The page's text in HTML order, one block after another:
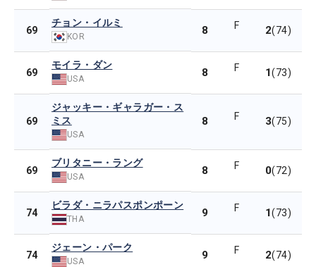
69
チョン・イルミ
KOR 8 F 2(74)
69
モイラ・ダン
USA 8 F 1(73)
69
ジャッキー・ギャラガー・ス
ミス
USA
8 F 3(75)
69
ブリタニー・ラング
USA 8 F 0(72)
74
ビラダ・ニラパスポンポーン
THA 9 F 1(73)
74
ジェーン・パーク
USA 9 F 2(74)